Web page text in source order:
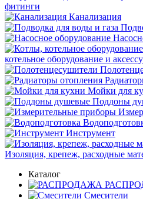
фитинги
Канализация
котельное оборудование и
Мойки для
Поддоны
Инструмент
Изоляция, крепеж, расходные
Каталог
Смесители